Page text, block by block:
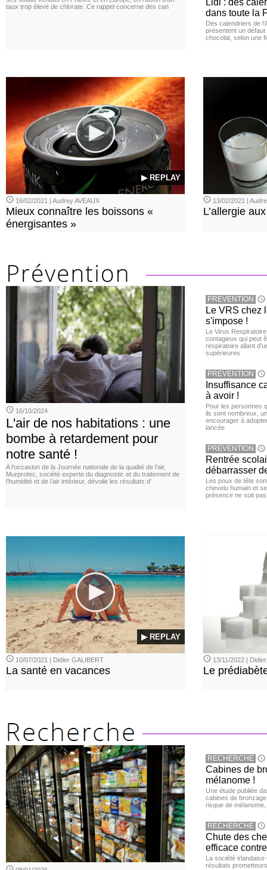
taux trop élevé de chlorate. Ce rappel concerne des can
Lidl : des
dans toute la
Des calendriers de
présentent un défaut
chocolat, selon une
▶ REPLAY
16/02/2021 | Audrey AVEAUX
Mieux connaître les boissons «
énergisantes »
13/02/2021 |
L’allergie
16/10/2024
L'air de nos habitations : une
bombe à retardement pour
notre santé !
A l’occasion de la Journée nationale de la qualité de l’air,
Murprotec, société experte du diagnostic et du traitement de
l’humidité et de l’air intérieur, dévoile les résultats d’
PREVENTION
Le VRS chez
s'impose !
Le Virus
contagieux qui peut
respiratoire allant
supérieures
PREVENTION
Insuffisance
à avoir !
Pour les personnes
ils sont nombreux,
encourager à
lancée
PREVENTION
Rentrée
débarrasser
Les poux de tête
chevelu humain et
présence ne soit
▶ REPLAY
10/07/2021 | Didier GALIBERT
La santé en vacances
13/11/2022 |
Le
RECHERCHE
Cabines de
mélanome !
Une étude publiée
cabines de
risque de
RECHERCHE
Chute des
efficace
La société
résultats